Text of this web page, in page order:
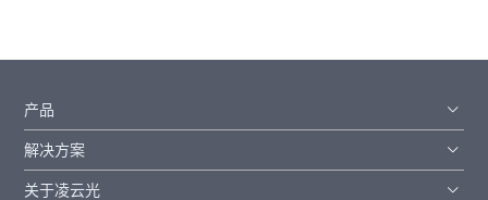
产品
解决方案
关于凌云光